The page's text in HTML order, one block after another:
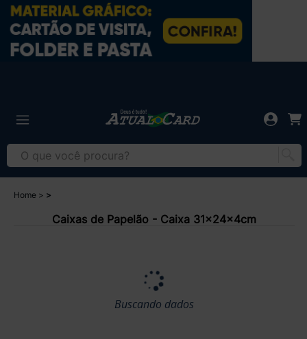
Home
Caixas de Papelão - Caixa 31x24x4cm
Buscando dados